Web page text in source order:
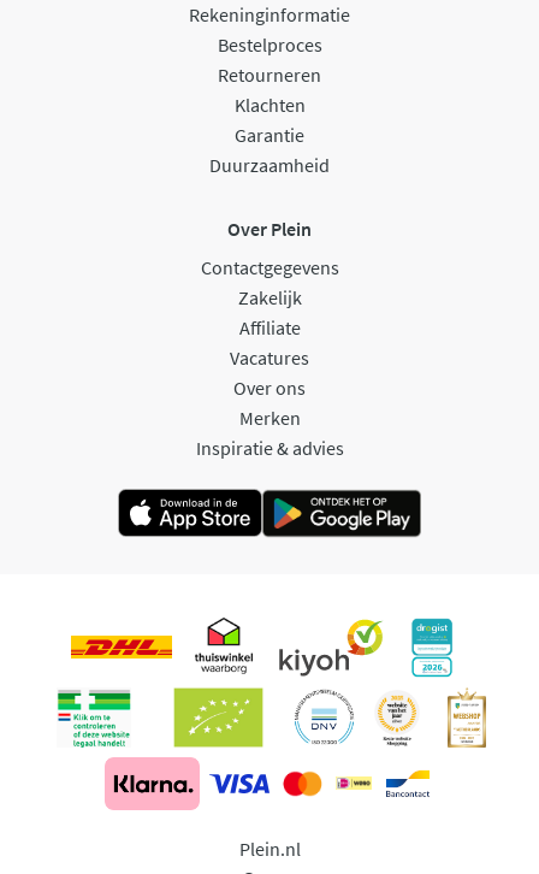
Rekeninginformatie
Bestelproces
Retourneren
Klachten
Garantie
Duurzaamheid
Over Plein
Contactgegevens
Zakelijk
Affiliate
Vacatures
Over ons
Merken
Inspiratie & advies
Plein.nl